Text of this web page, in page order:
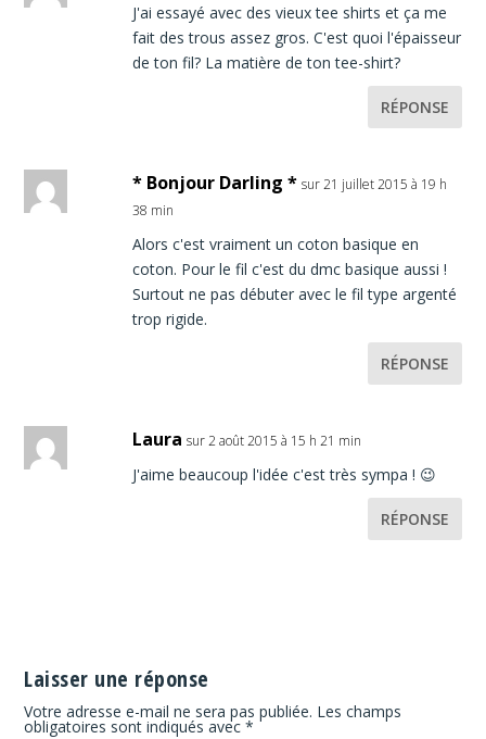
J'ai essayé avec des vieux tee shirts et ça me
fait des trous assez gros. C'est quoi l'épaisseur
de ton fil? La matière de ton tee-shirt?
RÉPONSE
* Bonjour Darling * sur 21 juillet 2015 à 19 h
38 min
Alors c'est vraiment un coton basique en
coton. Pour le fil c'est du dmc basique aussi !
Surtout ne pas débuter avec le fil type argenté
trop rigide.
RÉPONSE
Laura sur 2 août 2015 à 15 h 21 min
J'aime beaucoup l'idée c'est très sympa ! 😉
RÉPONSE
Laisser une réponse
Votre adresse e-mail ne sera pas publiée. Les champs
obligatoires sont indiqués avec*